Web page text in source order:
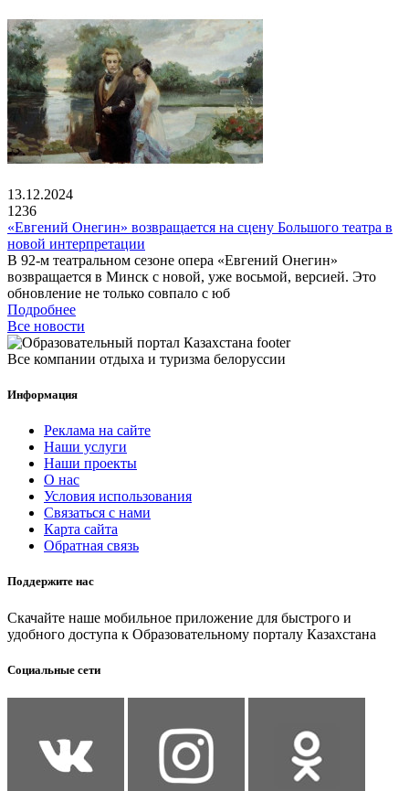
13.12.2024
1236
«Евгений Онегин» возвращается на сцену Большого театра в
новой интерпретации
В 92-м театральном сезоне опера «Евгений Онегин»
возвращается в Минск с новой, уже восьмой, версией. Это
обновление не только совпало с юб
Подробнее
Все новости
Все компании отдыха и туризма белоруссии
Информация
Реклама на сайте
Наши услуги
Наши проекты
О нас
Условия использования
Связаться с нами
Карта сайта
Обратная связь
Поддержите нас
Скачайте наше мобильное приложение для быстрого и
удобного доступа к Образовательному порталу Казахстана
Социальные сети